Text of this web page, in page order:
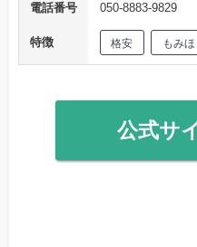
電話番号
050-8883-9829
特徴 格安 もみほ
公式サ